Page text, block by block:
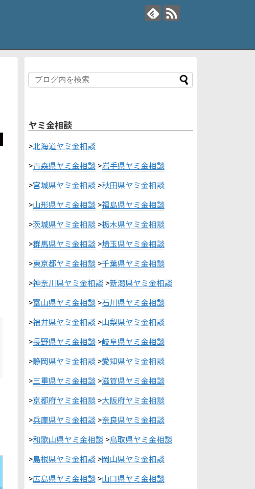
ヤミ金相談
>北海道ヤミ金相談
>青森県ヤミ金相談 >岩手県ヤミ金相談
>宮城県ヤミ金相談 >秋田県ヤミ金相談
>山形県ヤミ金相談 >福島県ヤミ金相談
>茨城県ヤミ金相談 >栃木県ヤミ金相談
>群馬県ヤミ金相談 >埼玉県ヤミ金相談
>東京都ヤミ金相談 >千葉県ヤミ金相談
>神奈川県ヤミ金相談 >新潟県ヤミ金相談
>富山県ヤミ金相談 >石川県ヤミ金相談
>福井県ヤミ金相談 >山梨県ヤミ金相談
>長野県ヤミ金相談 >岐阜県ヤミ金相談
>静岡県ヤミ金相談 >愛知県ヤミ金相談
>三重県ヤミ金相談 >滋賀県ヤミ金相談
>京都府ヤミ金相談 >大阪府ヤミ金相談
>兵庫県ヤミ金相談 >奈良県ヤミ金相談
>和歌山県ヤミ金相談 >鳥取県ヤミ金相談
>島根県ヤミ金相談 >岡山県ヤミ金相談
>広島県ヤミ金相談 >山口県ヤミ金相談